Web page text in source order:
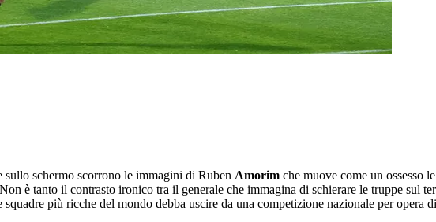
schermo scorrono le immagini di Ruben Amorim che muove come un ossesso
è tanto il contrasto ironico tra il generale che immagina di schierare le truppe sul
più ricche del mondo debba uscire da una competizione nazionale per opera